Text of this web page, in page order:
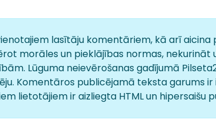
lasītāju komentāriem, kā arī aicina
morāles un pieklājības normas, nekurināt
Lūguma neievērošanas gadījumā
Komentāros publicējamā teksta garums ir
lietotājiem ir aizliegta HTML un hipersaišu